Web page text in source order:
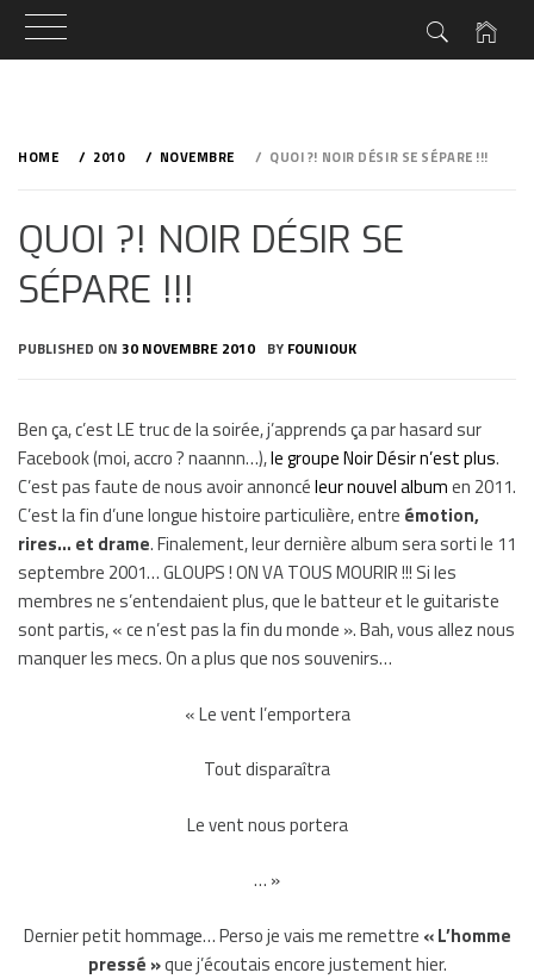
HOME 2010 NOVEMBRE QUOI ?! NOIR DÉSIR SE SÉPARE !!!
QUOI ?! NOIR DÉSIR SE
SÉPARE !!!
PUBLISHED ON 30 NOVEMBRE 2010 BY FOUNIOUK
Ben ça, c’est LE truc de la soirée, j’apprends ça par hasard sur
Facebook (moi, accro ? naannn…),le groupe Noir Désir n’est plus.
C’est pas faute de nous avoir annoncéleur nouvel albumen 2011.
C’est la fin d’une longue histoire particulière, entre émotion,
rires… et drame. Finalement, leur dernière album sera sorti le 11
septembre 2001… GLOUPS ! ON VA TOUS MOURIR !!! Si les
membres ne s’entendaient plus, que le batteur et le guitariste
sont partis, « ce n’est pas la fin du monde ». Bah, vous allez nous
manquer les mecs. On a plus que nos souvenirs…
« Le vent l’emportera
Tout disparaîtra
Le vent nous portera
… »
Dernier petit hommage… Perso je vais me remettre « L’homme
pressé »que j’écoutais encore justement hier.